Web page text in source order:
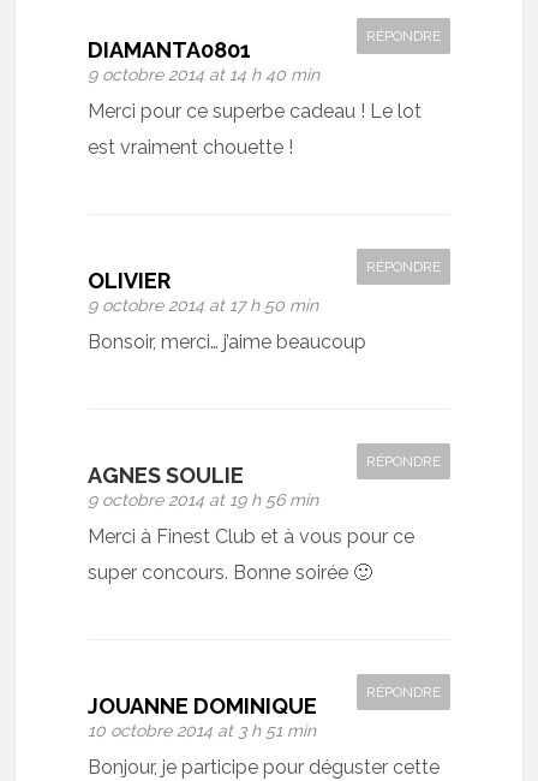
DIAMANTA0801
9 octobre 2014 at 14 h 40 min
RÉPONDRE
Merci pour ce superbe cadeau ! Le lot
est vraiment chouette !
OLIVIER
9 octobre 2014 at 17 h 50 min
RÉPONDRE
Bonsoir, merci… j’aime beaucoup
AGNES SOULIE
9 octobre 2014 at 19 h 56 min
RÉPONDRE
Merci à Finest Club et à vous pour ce
super concours. Bonne soirée 🙂
JOUANNE DOMINIQUE
10 octobre 2014 at 3 h 51 min
RÉPONDRE
Bonjour, je participe pour déguster cette